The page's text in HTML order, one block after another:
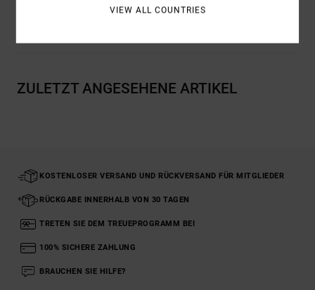
ZULETZT ANGESEHENE ARTIKEL
KOSTENLOSER VERSAND UND RÜCKVERSAND FÜR MITGLIEDER
RÜCKGABE INNERHALB VON 30 TAGEN
TRETEN SIE DEM TREUEPROGRAMM BEI
100% SICHERE ZAHLUNG
BRAUCHEN SIE HILFE?
VIEW ALL COUNTRIES